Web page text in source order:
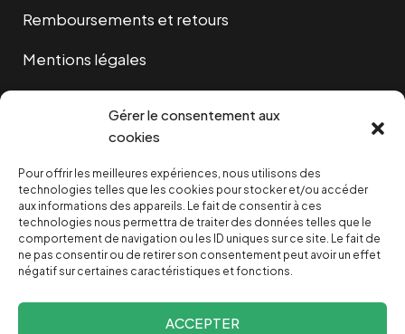
Gérer le consentement aux
cookies
Pour offrir les meilleures expériences, nous utilisons des
technologies telles que les cookies pour stocker et/ou accéder
aux informations des appareils. Le fait de consentir à ces
technologies nous permettra de traiter des données telles que le
comportement de navigation ou les ID uniques sur ce site. Le fait de
ne pas consentir ou de retirer son consentement peut avoir un effet
négatif sur certaines caractéristiques et fonctions.
ACCEPTER
Remboursements et retours
Mentions légales
NOUS SOUTENIR
NOTRE NEWSLETTER